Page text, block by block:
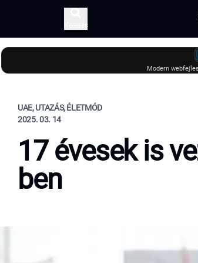
Keresés
Modern
UAE, UTAZÁS, ÉLETMÓD
2025. 03. 14
17 évesek is
ben